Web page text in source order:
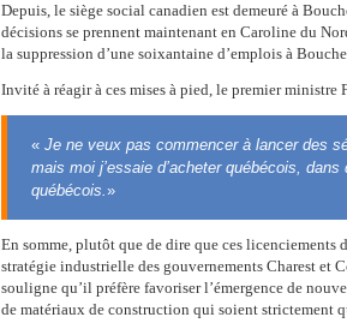
Depuis, le siège social canadien est demeuré à
décisions se prennent maintenant en Caroline du
la suppression d’une soixantaine d’emplois à
Invité à réagir à ces mises à pied, le premier
« Je ne veux pas commencer à lancer des
mais moi j’essaie d’acheter québécois,
québécois.»
En somme, plutôt que de dire que ces licenciements
stratégie industrielle des gouvernements Charest et
souligne qu’il préfère favoriser l’émergence de
de matériaux de construction qui soient strictement